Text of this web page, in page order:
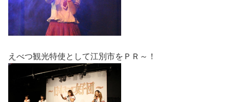
えべつ観光特使として江別市をＰＲ～！